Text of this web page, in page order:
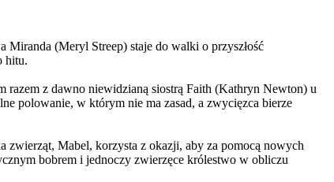
Miranda (Meryl Streep) staje do walki o przyszłość
hitu.
razem z dawno niewidzianą siostrą Faith (Kathryn Newton) u
polowanie, w którym nie ma zasad, a zwycięzca bierze
zwierząt, Mabel, korzysta z okazji, aby za pomocą nowych
bobrem i jednoczy zwierzęce królestwo w obliczu